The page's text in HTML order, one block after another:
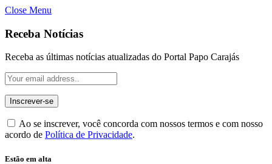
Close Menu
Receba Notícias
Receba as últimas notícias atualizadas do Portal Papo Carajás
Ao se inscrever, você concorda com nossos termos e com nosso
acordo de Política de Privacidade.
Estão em alta